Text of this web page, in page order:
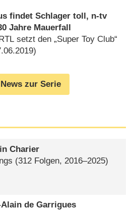
findet Schlager toll, n-tv
Jahre Mauerfall
setzt den „Super Toy Club“
)
zur Serie
Charier
(312 Folgen, 2016⁠–⁠2025)
Alain de Garrigues